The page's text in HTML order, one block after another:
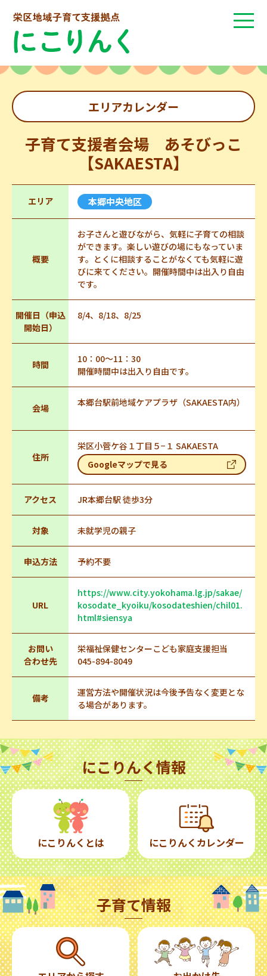
エリアカレンダー
子育て支援者会場 あそびっこ
【SAKAESTA】
エリア 本郷中央地区
概要
お子さんと遊びながら、気軽に子育ての相談
ができます。楽しい遊びの場にもなっていま
す。とくに相談することがなくても気軽に遊
びに来てください。開催時間中は出入り自由
です。
開催日（申込
開始日）
8/4、8/18、8/25
時間
10：00～11：30
開催時間中は出入り自由です。
会場 本郷台駅前地域ケアプラザ（SAKAESTA内）
住所
栄区小菅ケ谷１丁目５−１ SAKAESTA
Googleマップで見る
アクセス JR本郷台駅 徒歩3分
対象 未就学児の親子
申込方法 予約不要
URL
https://www.city.yokohama.lg.jp/sakae/
kosodate_kyoiku/kosodateshien/chil01.
html#siensya
お問い
合わせ先
栄福祉保健センターこども家庭支援担当
045-894-8049
備考
運営方法や開催状況は今後予告なく変更とな
る場合があります。
にこりんく情報
にこりんくとは にこりんくカレンダー
子育て情報